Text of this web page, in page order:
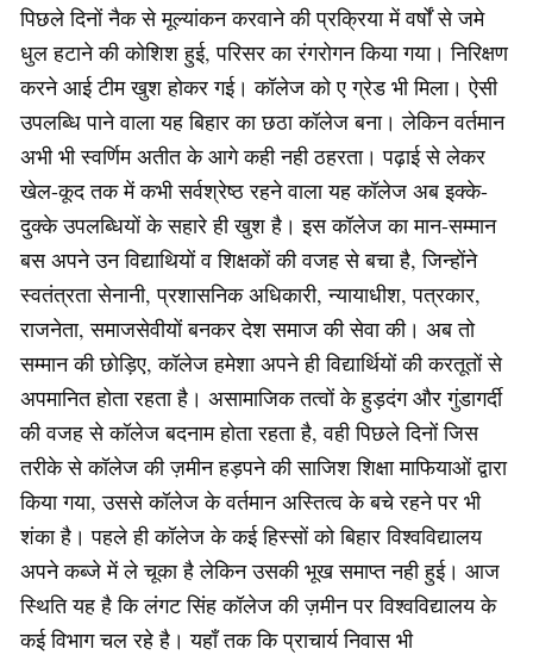
पिछले दिनों नैक से मूल्यांकन करवाने की प्रक्रिया में वर्षों से जमे
धुल हटाने की कोशिश हुई, परिसर का रंगरोगन किया गया। निरिक्षण
करने आई टीम खुश होकर गई। कॉलेज को ए ग्रेड भी मिला। ऐसी
उपलब्धि पाने वाला यह बिहार का छठा कॉलेज बना। लेकिन वर्तमान
अभी भी स्वर्णिम अतीत के आगे कही नही ठहरता। पढ़ाई से लेकर
खेल-कूद तक में कभी सर्वश्रेष्ठ रहने वाला यह कॉलेज अब इक्के-
दुक्के उपलब्धियों के सहारे ही खुश है। इस कॉलेज का मान-सम्मान
बस अपने उन विद्याथियों व शिक्षकों की वजह से बचा है, जिन्होंने
स्वतंत्रता सेनानी, प्रशासनिक अधिकारी, न्यायाधीश, पत्रकार,
राजनेता, समाजसेवीयों बनकर देश समाज की सेवा की। अब तो
सम्मान की छोड़िए, कॉलेज हमेशा अपने ही विद्यार्थियों की करतूतों से
अपमानित होता रहता है। असामाजिक तत्वों के हुड़दंग और गुंडागर्दी
की वजह से कॉलेज बदनाम होता रहता है, वही पिछले दिनों जिस
तरीके से कॉलेज की ज़मीन हड़पने की साजिश शिक्षा माफियाओं द्वारा
किया गया, उससे कॉलेज के वर्तमान अस्तित्व के बचे रहने पर भी
शंका है। पहले ही कॉलेज के कई हिस्सों को बिहार विश्वविद्यालय
अपने कब्जे में ले चूका है लेकिन उसकी भूख समाप्त नही हुई। आज
स्थिति यह है कि लंगट सिंह कॉलेज की ज़मीन पर विश्वविद्यालय के
कई विभाग चल रहे है। यहाँ तक कि प्राचार्य निवास भी